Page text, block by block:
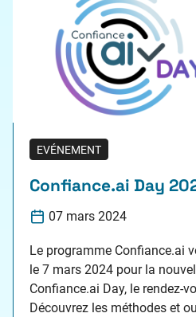
EVÉNEMENT
Confiance.ai Day
07 mars 2024
Le programme Confiance.ai
le 7 mars 2024 pour la
Confiance.ai Day, le rendez-
Découvrez les méthodes et